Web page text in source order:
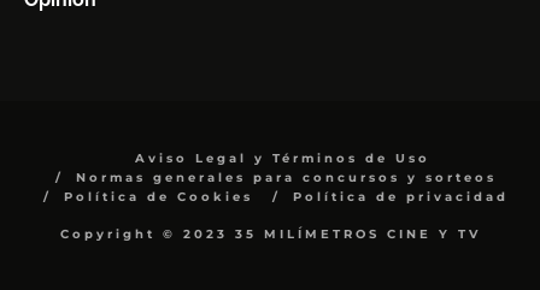
Aviso Legal y Términos de Uso
Normas generales para concursos y sorteos
Política de Cookies
Política de privacidad
Copyright © 2023 35 MILÍMETROS CINE Y TV